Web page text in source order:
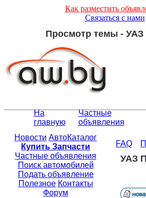
Как разместить
Связаться с нами
Просмотр темы - УАЗ
На
главную
Частные
объявления
Новости АвтоКаталог
Купить Запчасти
Частные объявления
Поиск автомобилей
Подать объявление
Полезное Контакты
Форум
FAQ
УАЗ